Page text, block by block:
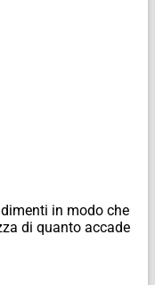
in modo che
di quanto accade